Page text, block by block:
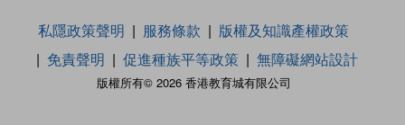
版權所有© 2026 香港教育城有限公司
私隱政策聲明 服務條款
版權及知識產權政策
免責聲明
促進種族平等政策 無障礙網站設計